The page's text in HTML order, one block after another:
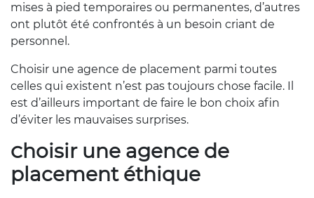
mises à pied temporaires ou permanentes, d’autres
ont plutôt été confrontés à un besoin criant de
personnel.
Choisir une agence de placement parmi toutes
celles qui existent n’est pas toujours chose facile. Il
est d’ailleurs important de faire le bon choix afin
d’éviter les mauvaises surprises.
Choisir une agence de
placement éthique